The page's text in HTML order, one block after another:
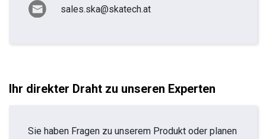
sales.ska@skatech.at
Ihr direkter Draht zu unseren Experten
Sie haben Fragen zu unserem Produkt oder planen